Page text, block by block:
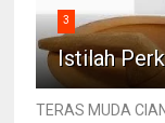
3
Istilah
TERAS MUDA